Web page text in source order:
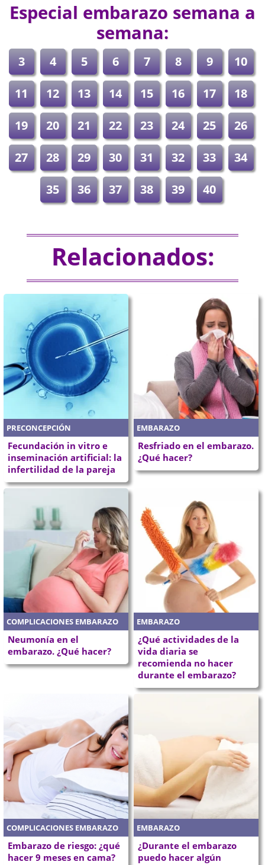
Especial embarazo semana a
semana:
3 4 5 6 7 8 9
10
11
12 13 14 15 16 17
18
19
20 21 22 23 24 25
26
27
28 29 30 31 32 33
34
35
36 37 38 39 40
Relacionados:
PRECONCEPCIÓN
Fecundación in vitro e
inseminación artificial: la
infertilidad de la pareja
EMBARAZO
Resfriado en el embarazo.
¿Qué hacer?
COMPLICACIONES EMBARAZO
Neumonía en el
embarazo. ¿Qué hacer?
EMBARAZO
¿Qué actividades de la
vida diaria se
recomienda no hacer
durante el embarazo?
COMPLICACIONES EMBARAZO
Embarazo de riesgo: ¿qué
hacer 9 meses en cama?
EMBARAZO
¿Durante el embarazo
puedo hacer algún